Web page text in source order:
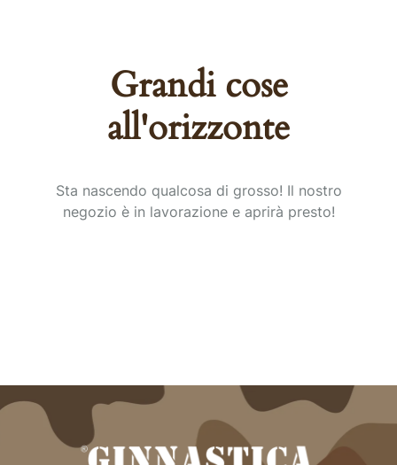
Grandi cose
all'orizzonte
Sta nascendo qualcosa di grosso! Il nostro
negozio è in lavorazione e aprirà presto!